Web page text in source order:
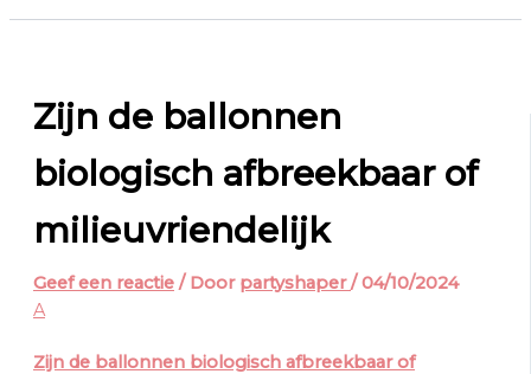
Zijn de ballonnen
biologisch afbreekbaar of
milieuvriendelijk
Geef een reactie / Door partyshaper/04/10/2024
A
Zijn de ballonnen biologisch afbreekbaar of